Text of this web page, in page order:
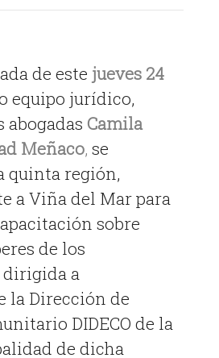
de este jueves 24
equipo jurídico,
Camila
Meñaco, se
quinta región,
a Viña del Mar para
sobre
de los
dirigida a
la Dirección de
DIDECO de la
de dicha